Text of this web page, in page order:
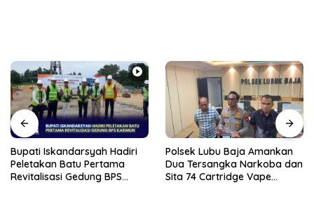
Bupati Iskandarsyah Hadiri
Peletakan Batu Pertama
Revitalisasi Gedung BPS
Polsek Lubu Baja Amankan
Dua Tersangka Narkoba dan
Sita 74 Cartridge Vape